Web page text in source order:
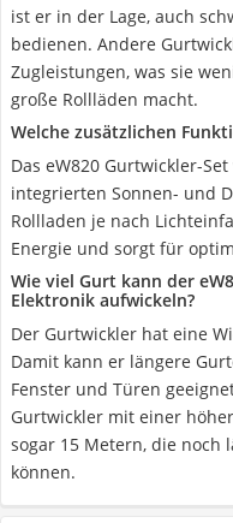
ist er in der Lage, auch
bedienen. Andere
Zugleistungen, was sie
große Rollläden macht.
Welche zusätzlichen
Das eW820 Gurtwickler-
integrierten Sonnen- und
Rollladen je nach
Energie und sorgt für
Wie viel Gurt kann der
Elektronik aufwickeln?
Der Gurtwickler hat eine
Damit kann er längere
Fenster und Türen
Gurtwickler mit einer
sogar 15 Metern, die noch
können.